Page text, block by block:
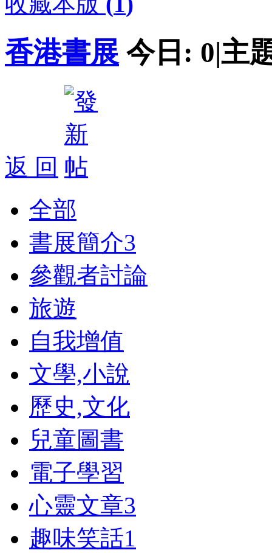
香港書展 今日: 0|主
返 回
全部
書展簡介3
參觀者討論
旅遊
自我增值
文學,小說
歷史,文化
兒童圖書
電子學習
心靈文章3
趣味笑話1